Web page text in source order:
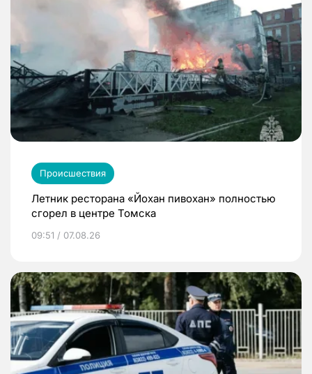
Происшествия
Летник ресторана «Йохан пивохан» полностью
сгорел в центре Томска
09:51 / 07.08.26